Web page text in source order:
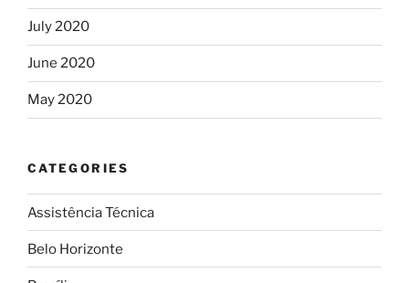
July 2020
June 2020
May 2020
CATEGORIES
Assistência Técnica
Belo Horizonte